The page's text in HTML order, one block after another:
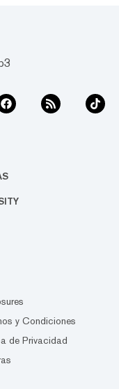
y Condiciones
de Privacidad